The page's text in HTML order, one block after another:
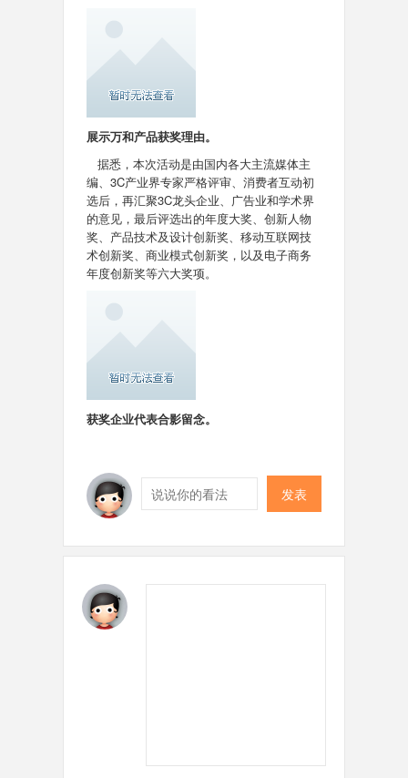
展示万和产品获奖理由。
据悉，本次活动是由国内各大主流媒体主
编、3C产业界专家严格评审、消费者互动初
选后，再汇聚3C龙头企业、广告业和学术界
的意见，最后评选出的年度大奖、创新人物
奖、产品技术及设计创新奖、移动互联网技
术创新奖、商业模式创新奖，以及电子商务
年度创新奖等六大奖项。
获奖企业代表合影留念。
发表